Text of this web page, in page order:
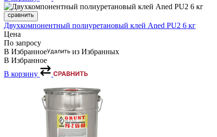
Двухкомпонентный полиуретановый клей Aned PU2 6 кг
Цена
По запросу
В Избранное
из Избранных
В Избранное
В корзину